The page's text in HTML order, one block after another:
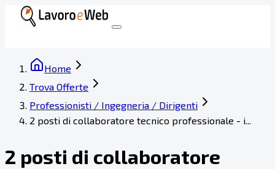
Home
Trova Offerte
Professionisti / Ingegneria / Dirigenti
2 posti di collaboratore tecnico professionale - i...
2 posti di collaboratore